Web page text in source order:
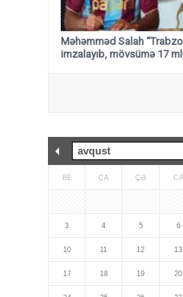
Məhəmməd Salah
imzalayıb, mövsümə 17
BE ÇA ÇƏ CA
3 4 5 6
10 11 12 13
17 18 19 20